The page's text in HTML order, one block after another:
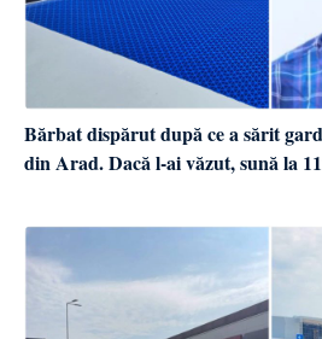
Bărbat dispărut după ce a sărit
din Arad. Dacă l-ai văzut, sună la